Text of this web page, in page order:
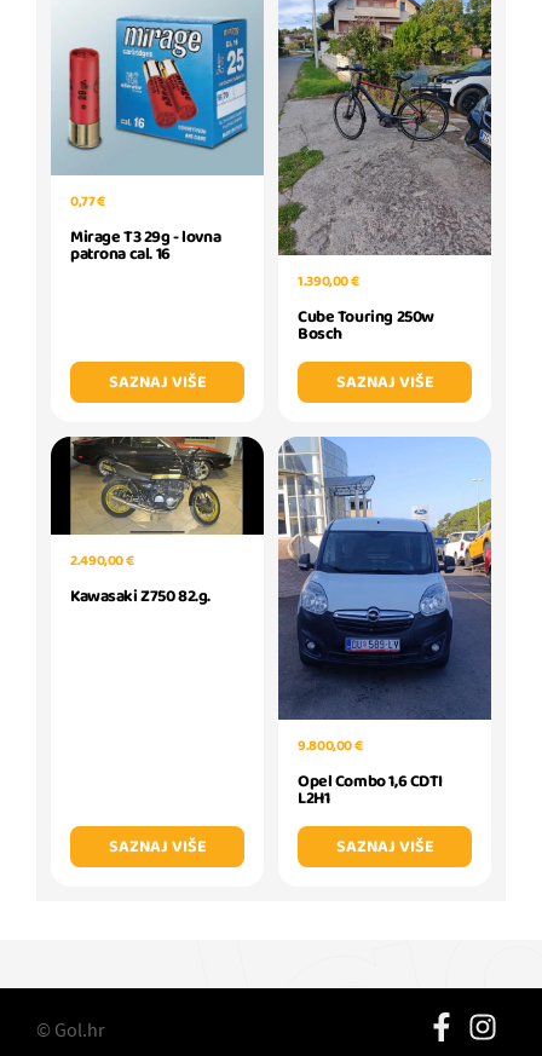
0,77 €
Mirage T3 29g - lovna
patrona cal. 16
SAZNAJ VIŠE
1.390,00 €
Cube Touring 250w
Bosch
SAZNAJ VIŠE
2.490,00 €
Kawasaki Z750 82.g.
SAZNAJ VIŠE
9.800,00 €
Opel Combo 1,6 CDTI
L2H1
SAZNAJ VIŠE
© Gol.hr